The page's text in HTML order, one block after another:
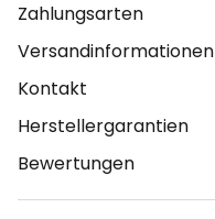
Zahlungsarten
Versandinformationen
Kontakt
Herstellergarantien
Bewertungen